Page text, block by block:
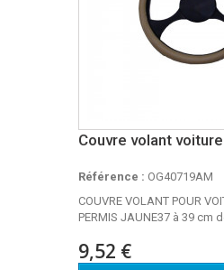
Couvre volant
Référence : OG40719AM
COUVRE VOLANT POUR
PERMIS JAUNE37 à 39 cm
9,52 €